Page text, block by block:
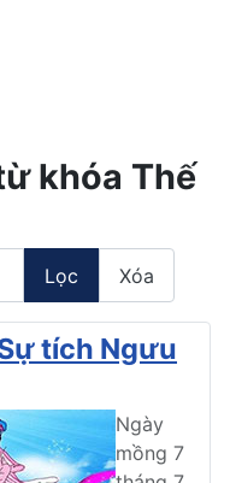
khóa Thế
Lọc Xóa
tích Ngưu
Ngày
mồng 7